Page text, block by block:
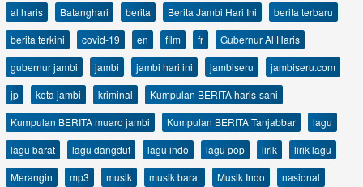
al haris Batanghari berita Berita Jambi Hari Ini
berita terbaru
berita terkini
covid-19 en film fr
Gubernur Al Haris
gubernur jambi
jambi jambi hari ini jambiseru
jambiseru.com
jp
kota jambi kriminal
Kumpulan BERITA haris-sani
Kumpulan BERITA muaro jambi
Kumpulan BERITA Tanjabbar
lagu
lagu barat
lagu dangdut lagu indo lagu pop lirik
lirik lagu
Merangin
mp3 musik musik barat Musik Indo
nasional